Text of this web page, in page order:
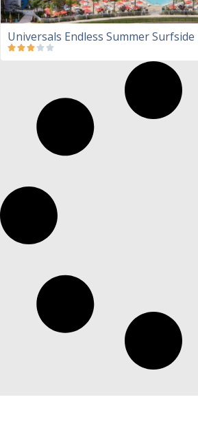
Universals Endless Summer